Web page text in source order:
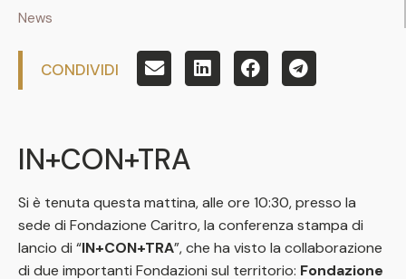
News
CONDIVIDI
IN+CON+TRA
Si è tenuta questa mattina, alle ore 10:30, presso la
sede di Fondazione Caritro, la conferenza stampa di
lancio di “IN+CON+TRA”, che ha visto la collaborazione
di due importanti Fondazioni sul territorio: Fondazione